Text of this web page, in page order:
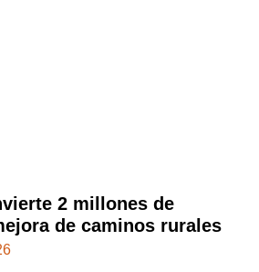
2 millones de
de caminos rurales